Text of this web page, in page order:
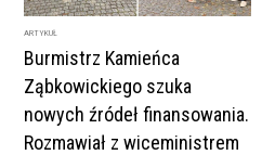
ARTYKUŁ
Burmistrz Kamieńca
Ząbkowickiego szuka
nowych źródeł finansowania.
Rozmawiał z wiceministrem